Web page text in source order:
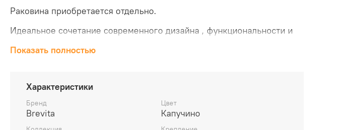
Раковина приобретается отдельно.
Идеальное сочетание современного дизайна , функциональности и
роскошь и утонченность, чтобы ваша ванная комната стала местом,
скандинавский или минималистический стиль.
Фрезерованный фасад и корпус изготовлены из МДФ, покрытие -
матовая эмаль в белых цветах или в цвете капучино. Направляющие
Показать полностью
Характеристики
Бренд
Brevita
Цвет
Капучино